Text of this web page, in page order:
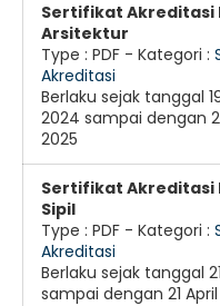
Sertifikat Akreditasi
Arsitektur
Type : PDF - Kategori :
Akreditasi
Berlaku sejak tanggal
2024 sampai dengan
2025
Sertifikat Akreditasi
Sipil
Type : PDF - Kategori :
Akreditasi
Berlaku sejak tanggal
sampai dengan 21